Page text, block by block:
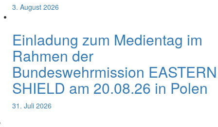
3. August 2026
Einladung zum Medientag im
Rahmen der
Bundeswehrmission EASTERN
SHIELD am 20.08.26 in Polen
31. Juli 2026